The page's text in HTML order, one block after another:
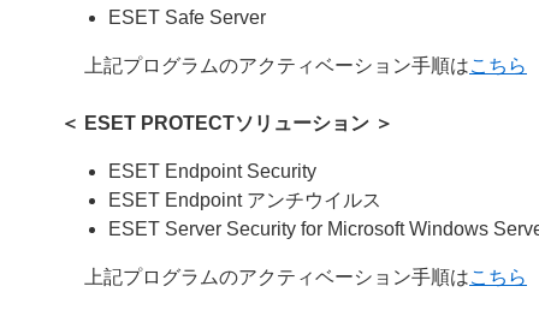
ESET Safe Server
上記プログラムのアクティベーション手順はこちら
＜ ESET PROTECTソリューション ＞
ESET Endpoint Security
ESET Endpoint アンチウイルス
ESET Server Security for Microsoft Windows
上記プログラムのアクティベーション手順はこちら